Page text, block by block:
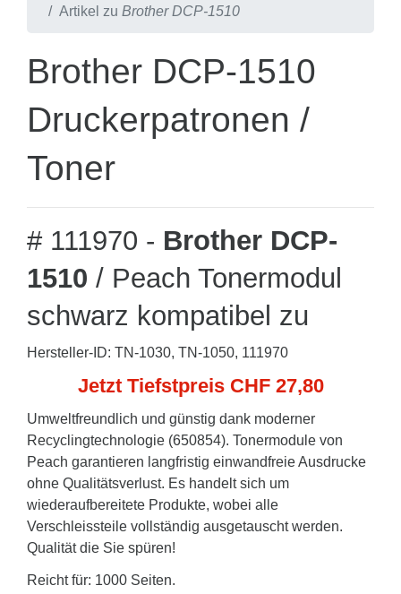
Artikel zu Brother DCP-1510
Brother DCP-1510
Druckerpatronen /
Toner
# 111970 - Brother DCP-
1510 / Peach Tonermodul
schwarz kompatibel zu
Hersteller-ID: TN-1030, TN-1050, 111970
Jetzt Tiefstpreis CHF 27,80
Umweltfreundlich und günstig dank moderner
Recyclingtechnologie (650854). Tonermodule von
Peach garantieren langfristig einwandfreie Ausdrucke
ohne Qualitätsverlust. Es handelt sich um
wiederaufbereitete Produkte, wobei alle
Verschleissteile vollständig ausgetauscht werden.
Qualität die Sie spüren!
Reicht für: 1000 Seiten.